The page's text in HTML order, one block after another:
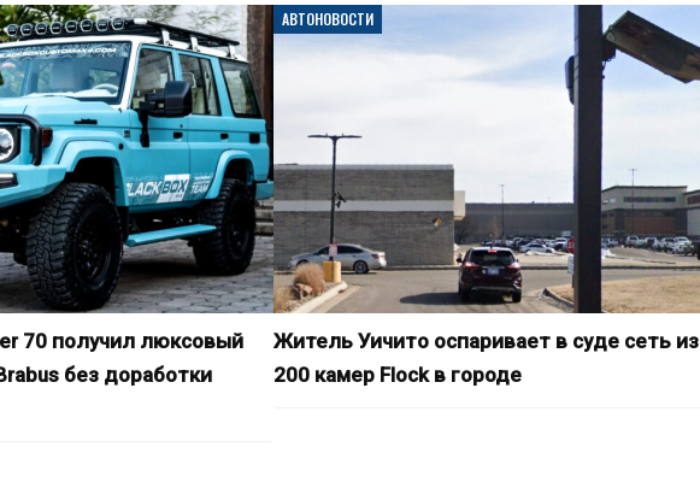
70 получил люксовый
без доработки
АВТОНОВОСТИ
Житель Уичито оспаривает в суде сеть из
200 камер Flock в городе